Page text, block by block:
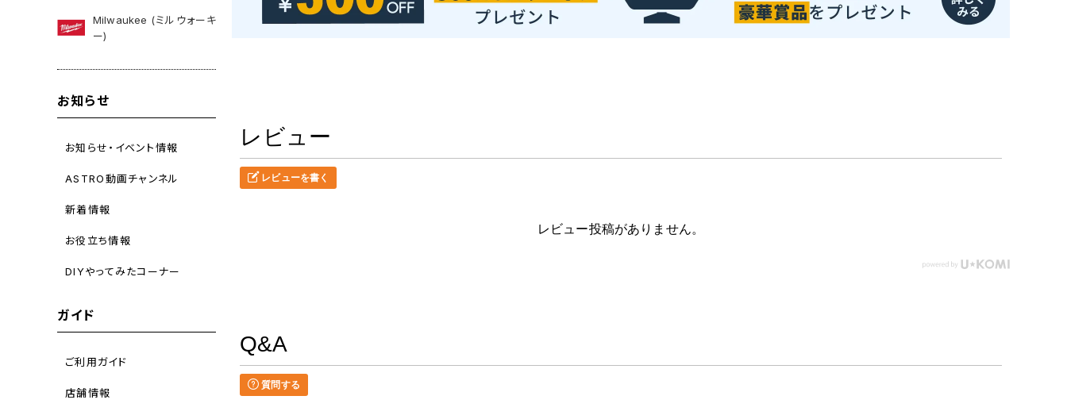
Milwaukee (ミルウォーキ
ー)
お知らせ
お知らせ・イベント情報
ASTRO動画チャンネル
新着情報
お役立ち情報
DIYやってみたコーナー
ガイド
ご利用ガイド
店舗情報
レビュー
レビューを書く
レビュー投稿がありません。
Q&A
質問する